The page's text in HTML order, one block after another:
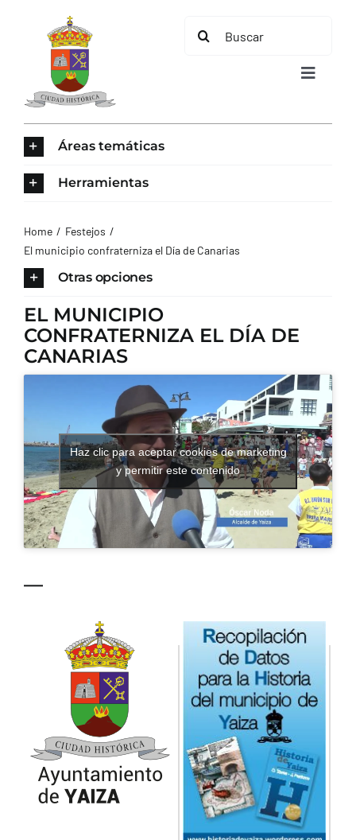
contenido
Buscar:
Toggle
AYUNTAMIENTO
TURISMO
CONTACTO
Áreas temáticas
Herramientas
Home
Festejos
El municipio confraterniza el Día de Canarias
Otras opciones
EL MUNICIPIO
CONFRATERNIZA EL DÍA DE
CANARIAS
Haz clic para aceptar cookies de marketing
y permitir este contenido
—